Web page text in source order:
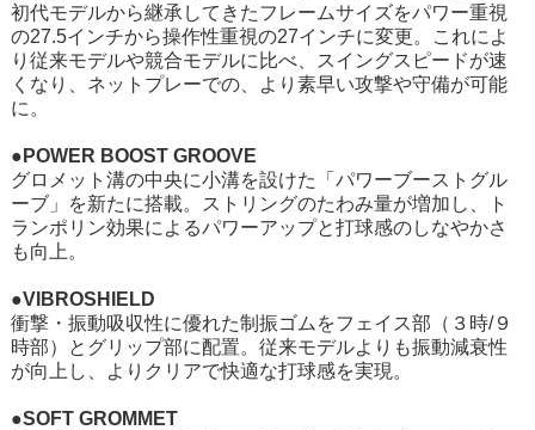
初代モデルから継承してきたフレームサイズをパワー重視
の27.5インチから操作性重視の27インチに変更。これによ
り従来モデルや競合モデルに比べ、スイングスピードが速
くなり、ネットプレーでの、より素早い攻撃や守備が可能
に。
●POWER BOOST GROOVE
グロメット溝の中央に小溝を設けた「パワーブーストグル
ーブ」を新たに搭載。ストリングのたわみ量が増加し、ト
ランポリン効果によるパワーアップと打球感のしなやかさ
も向上。
●VIBROSHIELD
衝撃・振動吸収性に優れた制振ゴムをフェイス部（３時/９
時部）とグリップ部に配置。従来モデルよりも振動減衰性
が向上し、よりクリアで快適な打球感を実現。
●SOFT GROMMET